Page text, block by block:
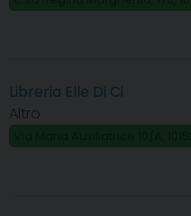
Libreria Elle Di Ci
Altro